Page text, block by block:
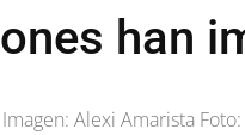
han
Alexi Amarista